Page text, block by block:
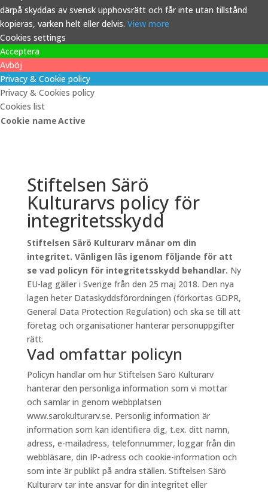
därpå skyddas av svensk upphovsrätt och får inte utan tillstånd
kopieras, varken helt eller delvis. View more
Cookies settings
Acceptera
Avböj
Privacy & Cookie policy
Privacy & Cookies policy
Cookies list
Cookie nameActive
Stiftelsen Särö
Kulturarvs policy för
integritetsskydd
Stiftelsen Särö Kulturarv månar om din
integritet. Vänligen läs igenom följande för att
se vad policyn för integritetsskydd behandlar. Ny
EU-lag gäller i Sverige från den 25 maj 2018. Den nya
lagen heter Dataskyddsförordningen (förkortas GDPR,
General Data Protection Regulation) och ska se till att
företag och organisationer hanterar personuppgifter
rätt.
Vad omfattar policyn
Policyn handlar om hur Stiftelsen Särö Kulturarv
hanterar den personliga information som vi mottar
och samlar in genom webbplatsen
www.sarokulturarv.se. Personlig information är
information som kan identifiera dig, t.ex. ditt namn,
adress, e-mailadress, telefonnummer, loggar från din
webbläsare, din IP-adress och cookie-information och
som inte är publikt på andra ställen. Stiftelsen Särö
Kulturarv tar inte ansvar för din integritet eller